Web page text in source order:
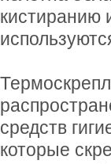
кистиранию
средств
которые